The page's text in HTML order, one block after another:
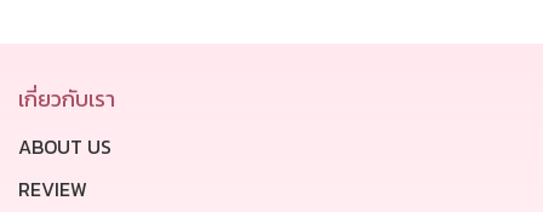
เกี่ยวกับเรา
ABOUT US
REVIEW